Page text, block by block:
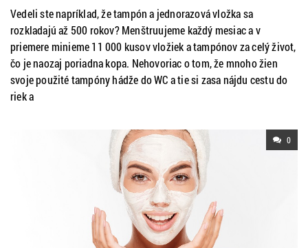
Vedeli ste napríklad, že tampón a jednorazová vložka sa
rozkladajú až 500 rokov? Menštruujeme každý mesiac a v
priemere minieme 11 000 kusov vložiek a tampónov za celý život,
čo je naozaj poriadna kopa. Nehovoriac o tom, že mnoho žien
svoje použité tampóny hádže do WC a tie si zasa nájdu cestu do
riek a
0